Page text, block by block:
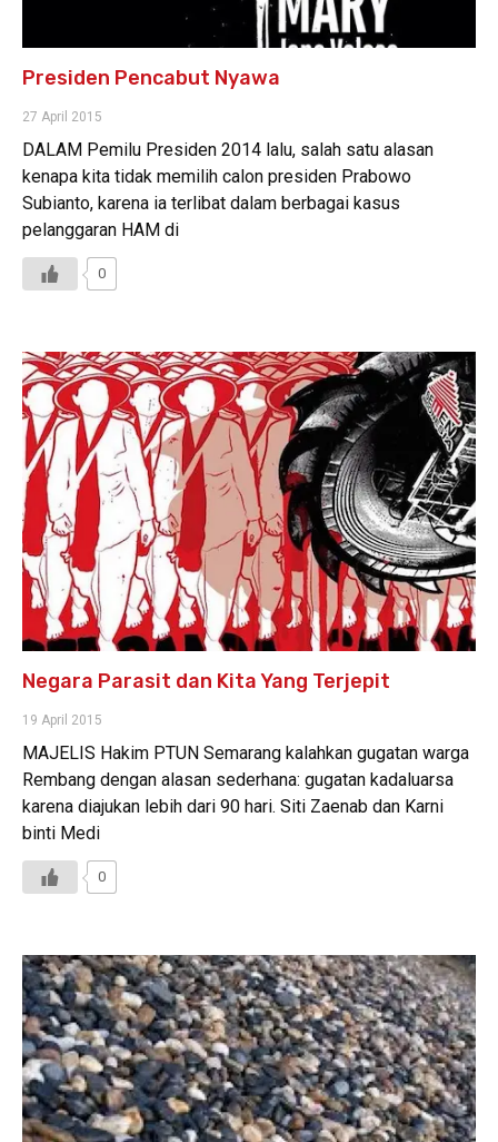
Presiden Pencabut Nyawa
27 April 2015
DALAM Pemilu Presiden 2014 lalu, salah satu alasan
kenapa kita tidak memilih calon presiden Prabowo
Subianto, karena ia terlibat dalam berbagai kasus
pelanggaran HAM di
0
Negara Parasit dan Kita Yang Terjepit
19 April 2015
MAJELIS Hakim PTUN Semarang kalahkan gugatan warga
Rembang dengan alasan sederhana: gugatan kadaluarsa
karena diajukan lebih dari 90 hari. Siti Zaenab dan Karni
binti Medi
0